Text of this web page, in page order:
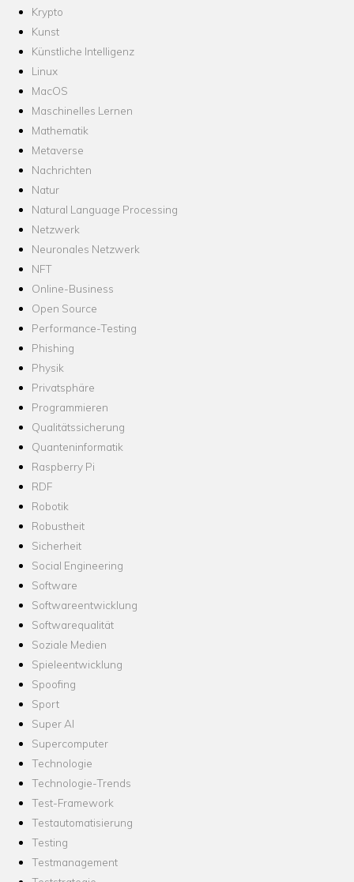
Krypto
Kunst
Künstliche Intelligenz
Linux
MacOS
Maschinelles Lernen
Mathematik
Metaverse
Nachrichten
Natur
Natural Language Processing
Netzwerk
Neuronales Netzwerk
NFT
Online-Business
Open Source
Performance-Testing
Phishing
Physik
Privatsphäre
Programmieren
Qualitätssicherung
Quanteninformatik
Raspberry Pi
RDF
Robotik
Robustheit
Sicherheit
Social Engineering
Software
Softwareentwicklung
Softwarequalität
Soziale Medien
Spieleentwicklung
Spoofing
Sport
Super AI
Supercomputer
Technologie
Technologie-Trends
Test-Framework
Testautomatisierung
Testing
Testmanagement